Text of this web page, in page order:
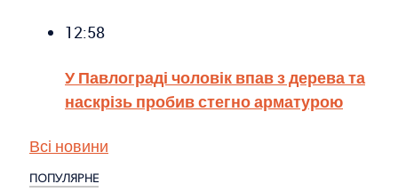
12:58
У Павлограді чоловік впав з дерева та
наскрізь пробив стегно арматурою
Всі новини
ПОПУЛЯРНЕ